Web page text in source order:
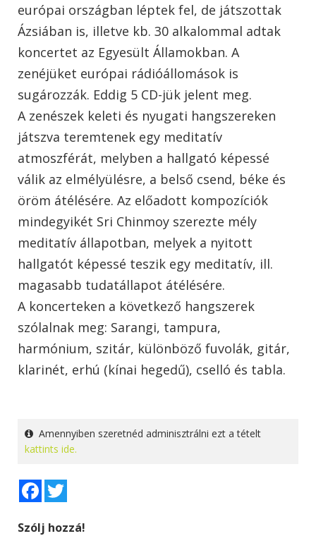
európai országban léptek fel, de játszottak
Ázsiában is, illetve kb. 30 alkalommal adtak
koncertet az Egyesült Államokban. A
zenéjüket európai rádióállomások is
sugározzák. Eddig 5 CD-jük jelent meg.
A zenészek keleti és nyugati hangszereken
játszva teremtenek egy meditatív
atmoszférát, melyben a hallgató képessé
válik az elmélyülésre, a belső csend, béke és
öröm átélésére. Az előadott kompozíciók
mindegyikét Sri Chinmoy szerezte mély
meditatív állapotban, melyek a nyitott
hallgatót képessé teszik egy meditatív, ill.
magasabb tudatállapot átélésére.
A koncerteken a következő hangszerek
szólalnak meg: Sarangi, tampura,
harmónium, szitár, különböző fuvolák, gitár,
klarinét, erhú (kínai hegedű), cselló és tabla.
Amennyiben szeretnéd adminisztrálni ezt a tételt
kattints ide.
Facebook
Szólj hozzá!